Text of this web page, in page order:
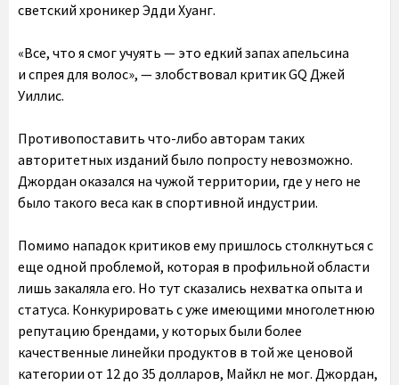
светский хроникер Эдди Хуанг.
«Все, что я смог учуять — это едкий запах апельсина
и спрея для волос», — злобствовал критик GQ Джей
Уиллис.
Противопоставить что-либо авторам таких
авторитетных изданий было попросту невозможно.
Джордан оказался на чужой территории, где у него не
было такого веса как в спортивной индустрии.
Помимо нападок критиков ему пришлось столкнуться с
еще одной проблемой, которая в профильной области
лишь закаляла его. Но тут сказались нехватка опыта и
статуса. Конкурировать с уже имеющими многолетнюю
репутацию брендами, у которых были более
качественные линейки продуктов в той же ценовой
категории от 12 до 35 долларов, Майкл не мог. Джордан,